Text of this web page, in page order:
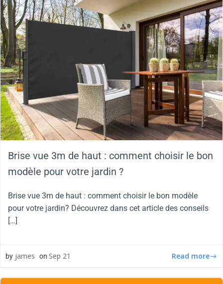
Brise vue 3m de haut : comment choisir le bon
modèle pour votre jardin ?
Brise vue 3m de haut : comment choisir le bon modèle
pour votre jardin? Découvrez dans cet article des conseils
[…]
by james on Sep 21 Read more